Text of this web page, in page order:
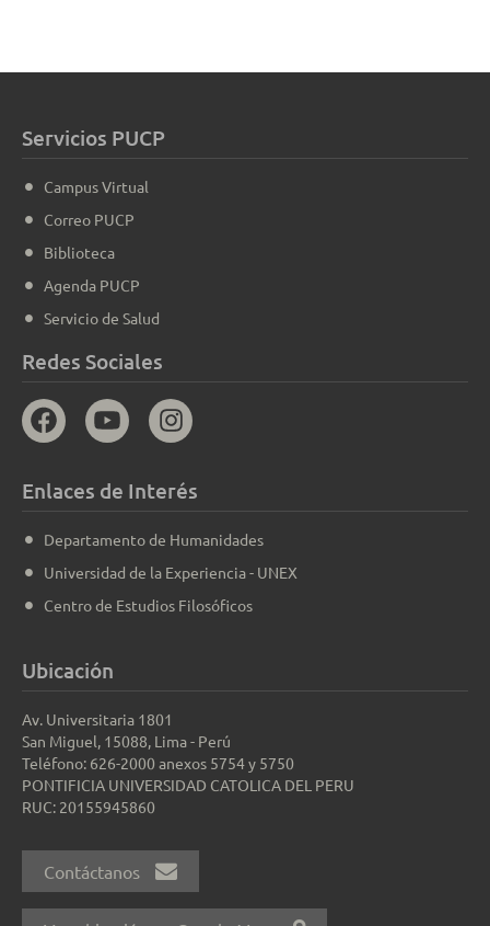
Servicios PUCP
Campus Virtual
Correo PUCP
Biblioteca
Agenda PUCP
Servicio de Salud
Redes Sociales
Enlaces de Interés
Departamento de Humanidades
Universidad de la Experiencia - UNEX
Centro de Estudios Filosóficos
Ubicación
Av. Universitaria 1801
San Miguel, 15088, Lima - Perú
Teléfono: 626-2000 anexos 5754 y 5750
PONTIFICIA UNIVERSIDAD CATOLICA DEL PERU
RUC: 20155945860
Contáctanos